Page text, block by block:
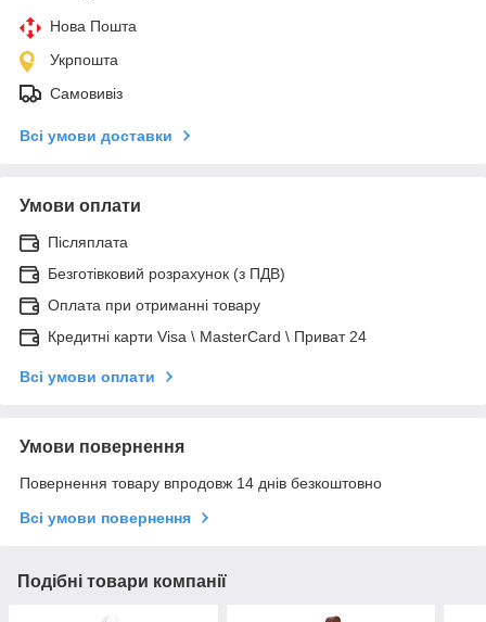
Нова Пошта
Укрпошта
Самовивіз
Всі умови доставки
Умови оплати
Післяплата
Безготівковий розрахунок (з ПДВ)
Оплата при отриманні товару
Кредитні карти Visa \ MasterCard \ Приват 24
Всі умови оплати
Умови повернення
Повернення товару впродовж 14 днів безкоштовно
Всі умови повернення
Подібні товари компанії